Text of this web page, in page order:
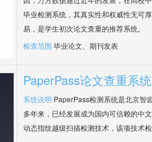
毕业检测系统，其真实性和权威性无可
易，是学生初次论文查重的推荐系统。
检查范围 毕业论文、期刊发表
PaperPass论文查重系统
系统说明 PaperPass检测系统是北京智
多年来，已经发展成为国内可信赖的中
动态指纹越级扫描检测技术，该项技术